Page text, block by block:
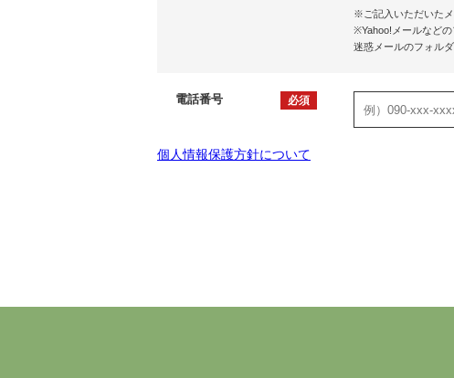
※ご記入いただいたメ
※Yahoo!メールなどの
迷惑メールのフォル
電話番号 必須
個人情報保護方針について